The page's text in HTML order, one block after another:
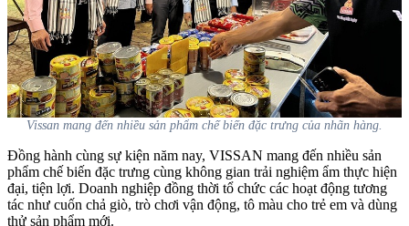
Vissan mang đến nhiều sản phẩm chế biến đặc trưng của nhãn hàng.
Đồng hành cùng sự kiện năm nay, VISSAN mang đến nhiều sản
phẩm chế biến đặc trưng cùng không gian trải nghiệm ẩm thực hiện
đại, tiện lợi. Doanh nghiệp đồng thời tổ chức các hoạt động tương
tác như cuốn chả giò, trò chơi vận động, tô màu cho trẻ em và dùng
thử sản phẩm mới.